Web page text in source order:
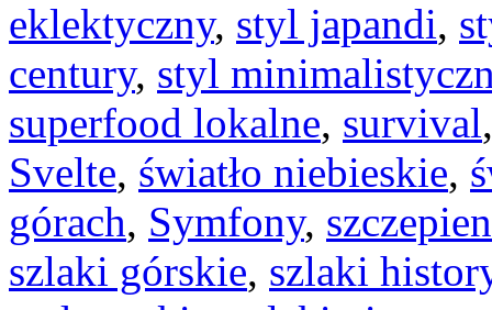
eklektyczny, styl japandi,
century, styl
superfood lokalne, survival
Svelte, światło niebieskie,
górach, Symfony,
szlaki górskie, szlaki